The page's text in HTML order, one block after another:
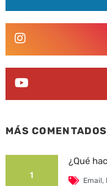
MÁS COMENTADOS
1
¿Qué
Email,